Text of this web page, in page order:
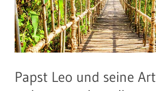
Papst Leo und seine